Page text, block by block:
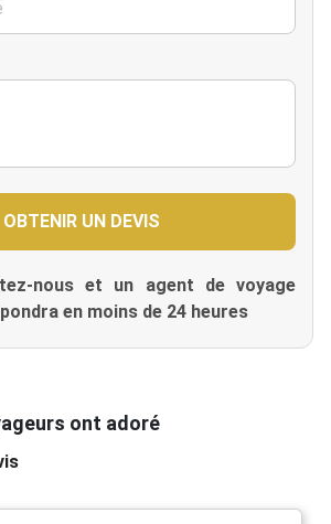
nous et un agent de voyage
en moins de 24 heures
ont adoré